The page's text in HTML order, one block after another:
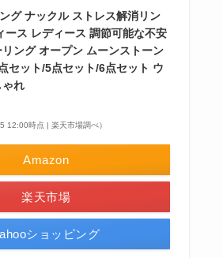
グ ナックル ストレス解消リン
ース レディース 調節可能な不安
リング オープン ムーンストーン
セット/5点セット/6点セット ウ
ゃれ
12:00時点 | 楽天市場調べ）
Amazon
楽天市場
ショッピング